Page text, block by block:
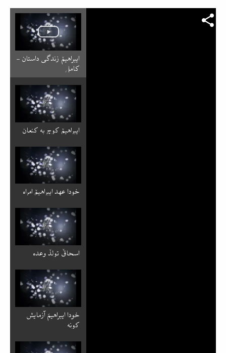
ایبراهیمٚ زندگی داستان -
کامل
ایبراهیمٚ کوچ به کنعان
خودا عهد ایبراهیمٚ امراه
اسحاقٚ تولدٚ وعده
خودا ایبراهیمَ آزمایش
کونه